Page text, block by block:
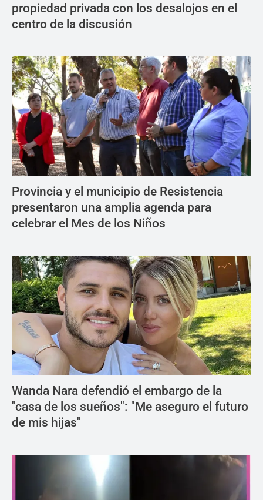
propiedad privada con los desalojos en el
centro de la discusión
Provincia y el municipio de Resistencia
presentaron una amplia agenda para
celebrar el Mes de los Niños
Wanda Nara defendió el embargo de la
"casa de los sueños": "Me aseguro el futuro
de mis hijas"